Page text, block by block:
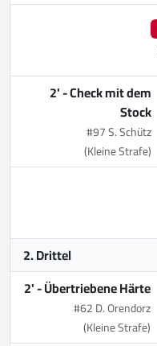
2' -Check mit dem
Stock
#97 S. Schütz
(Kleine Strafe)
2. Drittel
2' -Übertriebene Härte
#62 D. Orendorz
(Kleine Strafe)